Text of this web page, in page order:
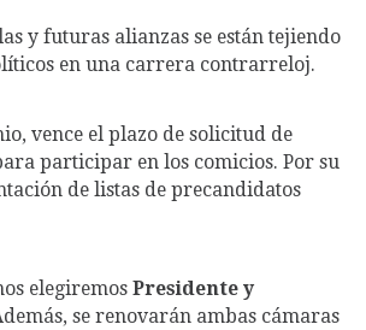
y futuras alianzas se están tejiendo
en una carrera contrarreloj.
vence el plazo de solicitud de
participar en los comicios. Por su
de listas de precandidatos
elegiremos Presidente y
se renovarán ambas cámaras